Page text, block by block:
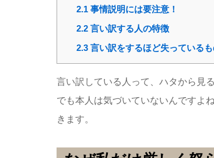
2.1事情説明には要注意！
2.2言い訳する人の特徴
2.3言い訳をするほど失っている
言い訳している人って、ハタから見
でも本人は気づいていないんですよ
きます。